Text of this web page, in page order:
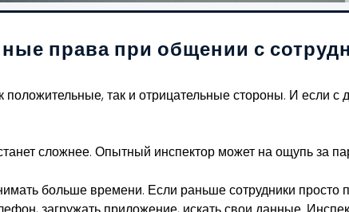
права при общении с
положительные, так и отрицательные стороны. И если
сложнее. Опытный инспектор может на ощупь за
больше времени. Если раньше сотрудники просто